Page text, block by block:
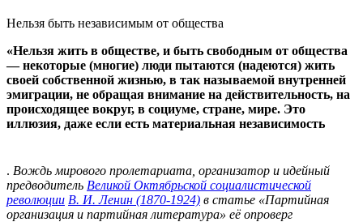
Нельзя быть независимым от общества
«Нельзя жить в обществе, и быть свободным от общества
— некоторые (многие) люди пытаются (надеются) жить
своей собственной жизнью, в так называемой внутренней
эмиграции, не обращая внимание на действительность, на
происходящее вокруг, в социуме, стране, мире. Это
иллюзия, даже если есть материальная независимость
. Вождь мирового пролетариата, организатор и идейный
предводитель Великой Октябрьской социалистической
революции В. И. Ленин (1870-1924) в статье «Партийная
организация и партийная литература» её опроверг